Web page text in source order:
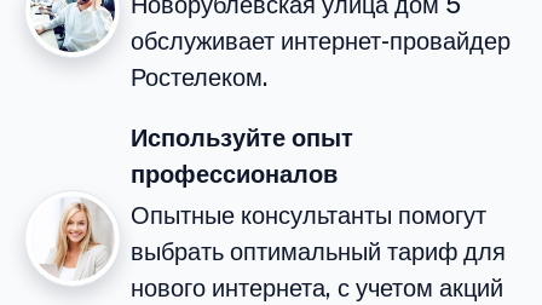
обслуживает интернет-провайдер
Ростелеком.
Используйте опыт
профессионалов
Опытные консультанты помогут
выбрать оптимальный тариф для
нового интернета, с учетом акций